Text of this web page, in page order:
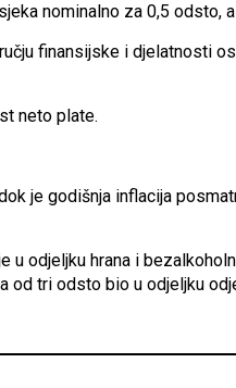
nominalno za 0,5 odsto,
finansijske i djelatnosti
neto plate.
je godišnja inflacija
u odjeljku hrana i
od tri odsto bio u odjeljku